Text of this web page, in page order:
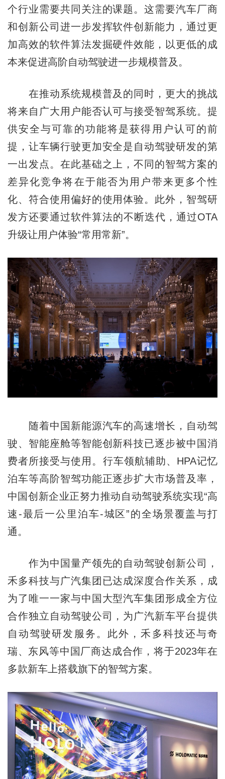
个行业需要共同关注的课题。这需要汽车厂商
和创新公司进一步发挥软件创新能力，通过更
加高效的软件算法发掘硬件效能，以更低的成
本来促进高阶自动驾驶进一步规模普及。
在推动系统规模普及的同时，更大的挑战
将来自广大用户能否认可与接受智驾系统。提
供安全与可靠的功能将是获得用户认可的前
提，让车辆行驶更加安全是自动驾驶研发的第
一出发点。在此基础之上，不同的智驾方案的
差异化竞争将在于能否为用户带来更多个性
化、符合使用偏好的使用体验。此外，智驾研
发方还要通过软件算法的不断迭代，通过OTA
升级让用户体验“常用常新”。
随着中国新能源汽车的高速增长，自动驾
驶、智能座舱等智能创新科技已逐步被中国消
费者所接受与使用。行车领航辅助、HPA记忆
泊车等高阶智驾功能正逐步扩大市场普及率，
中国创新企业正努力推动自动驾驶系统实现“高
速-最后一公里泊车-城区”的全场景覆盖与打
通。
作为中国量产领先的自动驾驶创新公司，
禾多科技与广汽集团已达成深度合作关系，成
为了唯一一家与中国大型汽车集团形成全方位
合作独立自动驾驶公司，为广汽新车平台提供
自动驾驶研发服务。此外，禾多科技还与奇
瑞、东风等中国厂商达成合作，将于2023年在
多款新车上搭载旗下的智驾方案。